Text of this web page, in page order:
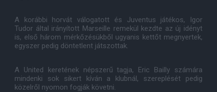
A korábbi horvát válogatott és Juventus játékos, Igor
Tudor által irányított Marseille remekül kezdte az új idényt
is, első három mérkőzésükből ugyanis kettőt megnyertek,
egyszer pedig döntetlent játszottak.
A United keretének népszerű tagja, Eric Bailly számára
mindenki sok sikert kíván a klubnál, szereplését pedig
közelről nyomon fogják követni.